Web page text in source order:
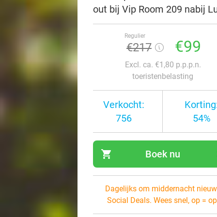
out bij Vip Room 209 nabij
Regulier
€217 €99
Excl. ca. €1,80 p.p.p.n.
toeristenbelasting
Verkocht:
756
54%
shopping_cart Boek nu
Dagelijks om middernacht
Social Deals. Wees snel, op =